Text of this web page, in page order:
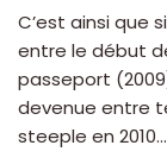
C’est ainsi que
entre le début
passeport
devenue entre
steeple en 2010…